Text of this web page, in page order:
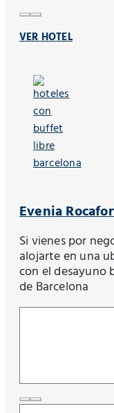
VER HOTEL
Evenia
Si vienes por
alojarte en una
con el
de Barcelona